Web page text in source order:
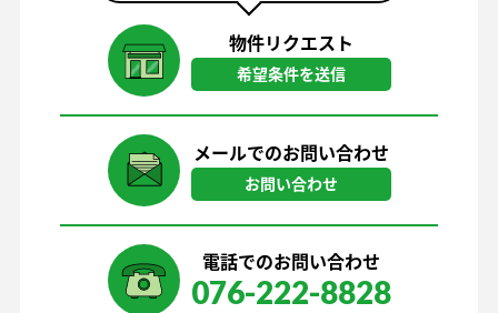
物件リクエスト
希望条件を送信
メールでのお問い合わせ
お問い合わせ
電話でのお問い合わせ
076-222-8828